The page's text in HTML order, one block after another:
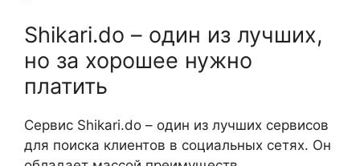
Shikari.do – один из лучших,
но за хорошее нужно
платить
Сервис Shikari.do – один из лучших сервисов
для поиска клиентов в социальных сетях. Он